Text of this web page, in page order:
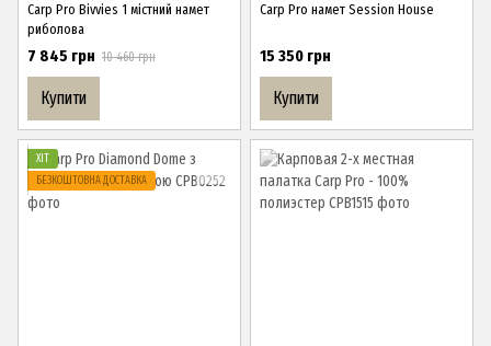
Carp Pro Bivvies 1 містний намет
риболова
7 845 грн 10 460 грн
Купити
Carp Pro намет Session House
15 350 грн
Купити
ХІТ
БЕЗКОШТОВНА ДОСТАВКА